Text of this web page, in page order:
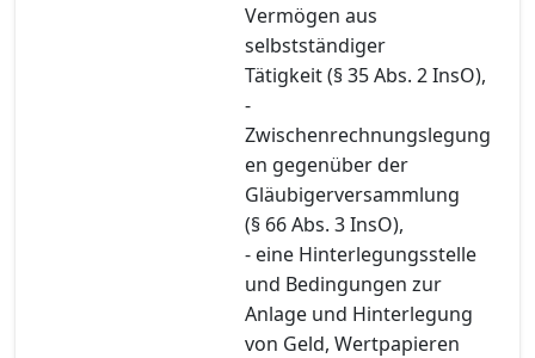
Vermögen aus
selbstständiger
Tätigkeit (§ 35 Abs. 2 InsO),
-
Zwischenrechnungslegung
en gegenüber der
Gläubigerversammlung
(§ 66 Abs. 3 InsO),
- eine Hinterlegungsstelle
und Bedingungen zur
Anlage und Hinterlegung
von Geld, Wertpapieren